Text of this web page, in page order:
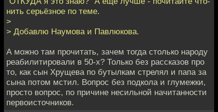
нить серьёзное по теме.
>
> Добавлю Наумова и Павлюкова.
А можно там прочитать, зачем тогда столько народу
реабилитировали в 50-х? Только без рассказов про
то, как сын Хрущева по бутылкам стрелял и папа за
сына потом мстил. Вопрос без подкола и глумежки,
просто вопрос, по причине несильной начитанности
первоисточников.